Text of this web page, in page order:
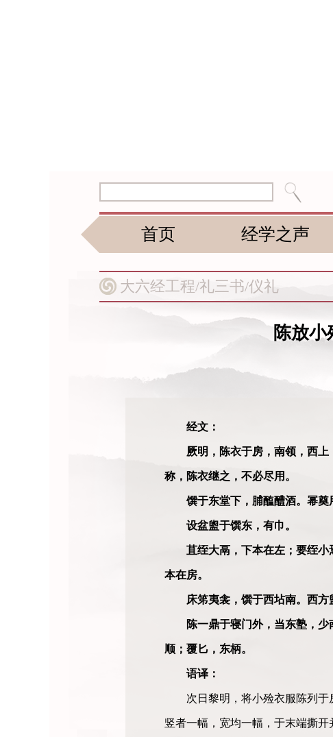
首页 经学之声
大六经工程/礼三书/仪礼
陈放小
经文：
厥明，陈衣于房，南领，西
称，陈衣继之，不必尽用。
馔于东堂下，脯醢醴酒。幂
设盆盥于馔东，有巾。
苴绖大鬲，下本在左；要绖
本在房。
床笫夷衾，馔于西坫南。西
陈一鼎于寝门外，当东塾，
顺；覆匕，东柄。
语译：
次日黎明，将小殓衣服陈列
竖者一幅，宽均一幅，于末端撕